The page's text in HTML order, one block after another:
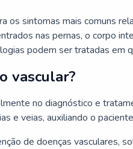
os sintomas mais comuns
nas pernas, o corpo
podem ser tratadas em
vascular?
no diagnóstico e
e veias, auxiliando o
de doenças vasculares,